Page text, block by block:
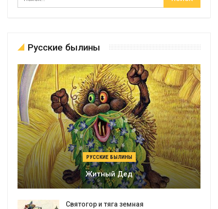
Русские былины
РУССКИЕ БЫЛИНЫ
Житный Дед
Святогор и тяга земная